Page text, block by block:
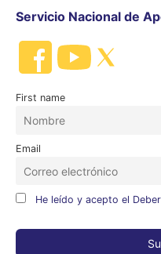
Servicio Nacional de
First name
Email
He leído y acepto el